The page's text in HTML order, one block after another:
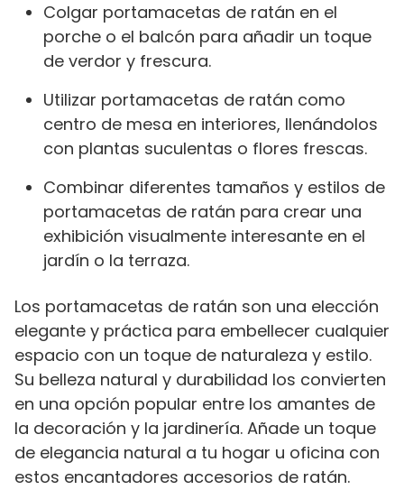
Colgar portamacetas de ratán en el
porche o el balcón para añadir un toque
de verdor y frescura.
Utilizar portamacetas de ratán como
centro de mesa en interiores, llenándolos
con plantas suculentas o flores frescas.
Combinar diferentes tamaños y estilos de
portamacetas de ratán para crear una
exhibición visualmente interesante en el
jardín o la terraza.
Los portamacetas de ratán son una elección
elegante y práctica para embellecer cualquier
espacio con un toque de naturaleza y estilo.
Su belleza natural y durabilidad los convierten
en una opción popular entre los amantes de
la decoración y la jardinería. Añade un toque
de elegancia natural a tu hogar u oficina con
estos encantadores accesorios de ratán.